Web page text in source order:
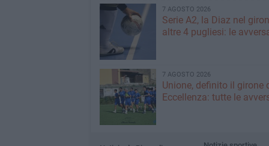
7 AGOSTO 2026
Serie A2, la Diaz nel
altre 4 pugliesi: le
7 AGOSTO 2026
Unione, definito il girone
Eccellenza: tutte le